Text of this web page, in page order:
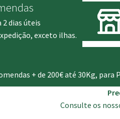
2 dias úteis
exceto ilhas.
+ de 200€ até 30Kg,
Consulte os